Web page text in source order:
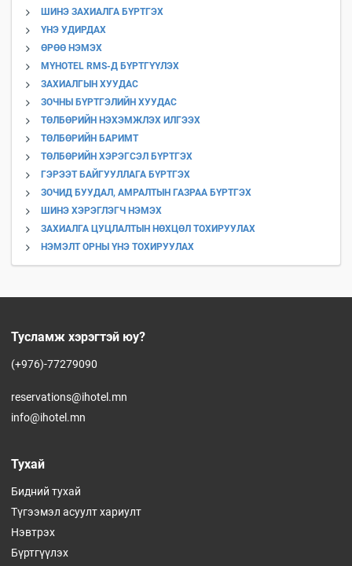
ШИНЭ ЗАХИАЛГА БҮРТГЭХ
ҮНЭ УДИРДАХ
ӨРӨӨ НЭМЭХ
MYHOTEL RMS-Д БҮРТГҮҮЛЭХ
ЗАХИАЛГЫН ХУУДАС
ЗОЧНЫ БҮРТГЭЛИЙН ХУУДАС
ТӨЛБӨРИЙН НЭХЭМЖЛЭХ ИЛГЭЭХ
ТӨЛБӨРИЙН БАРИМТ
ТӨЛБӨРИЙН ХЭРЭГСЭЛ БҮРТГЭХ
ГЭРЭЭТ БАЙГУУЛЛАГА БҮРТГЭХ
ЗОЧИД БУУДАЛ, АМРАЛТЫН ГАЗРАА БҮРТГЭХ
ШИНЭ ХЭРЭГЛЭГЧ НЭМЭХ
ЗАХИАЛГА ЦУЦЛАЛТЫН НӨХЦӨЛ ТОХИРУУЛАХ
НЭМЭЛТ ОРНЫ ҮНЭ ТОХИРУУЛАХ
Тусламж хэрэгтэй юу?
(+976)-77279090
reservations@ihotel.mn
info@ihotel.mn
Тухай
Бидний тухай
Түгээмэл асуулт хариулт
Нэвтрэх
Бүртгүүлэх